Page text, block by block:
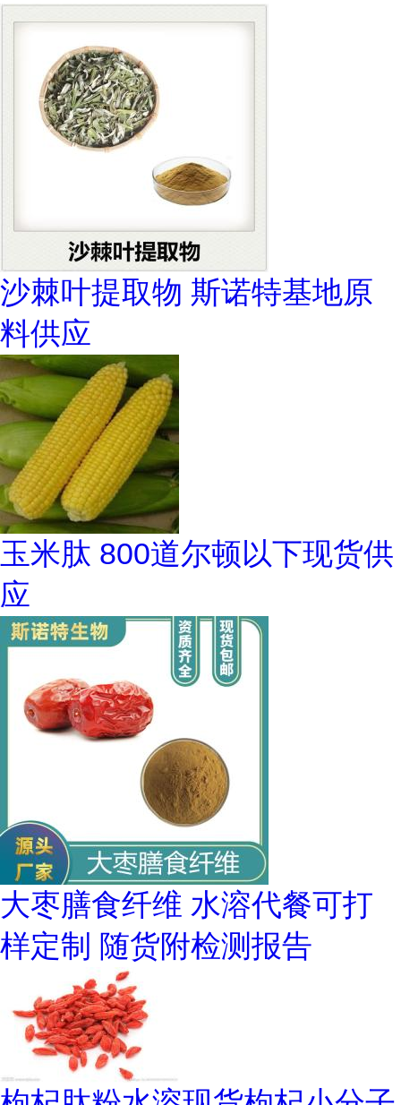
沙棘叶提取物 斯诺特基地原
料供应
玉米肽 800道尔顿以下现货供
应
大枣膳食纤维 水溶代餐可打
样定制 随货附检测报告